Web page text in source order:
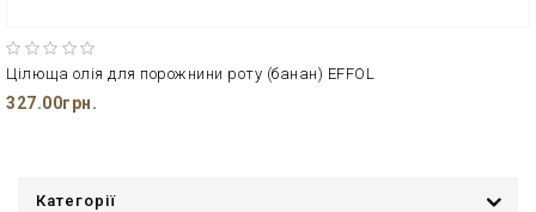
Цілюща олія для порожнини роту (банан) EFFOL
327.00грн.
Категорії